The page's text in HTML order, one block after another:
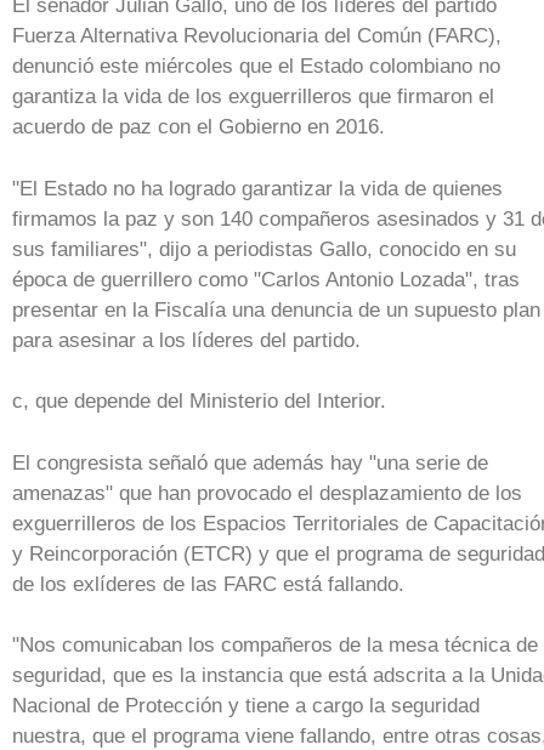
El senador Julián Gallo, uno de los líderes del partido
Fuerza Alternativa Revolucionaria del Común (FARC),
denunció este miércoles que el Estado colombiano no
garantiza la vida de los exguerrilleros que firmaron el
acuerdo de paz con el Gobierno en 2016.
"El Estado no ha logrado garantizar la vida de quienes
firmamos la paz y son 140 compañeros asesinados y 31
sus familiares", dijo a periodistas Gallo, conocido en su
época de guerrillero como "Carlos Antonio Lozada", tras
presentar en la Fiscalía una denuncia de un supuesto plan
para asesinar a los líderes del partido.
c, que depende del Ministerio del Interior.
El congresista señaló que además hay "una serie de
amenazas" que han provocado el desplazamiento de los
exguerrilleros de los Espacios Territoriales de
y Reincorporación (ETCR) y que el programa de seguridad
de los exlíderes de las FARC está fallando.
"Nos comunicaban los compañeros de la mesa técnica de
seguridad, que es la instancia que está adscrita a la
Nacional de Protección y tiene a cargo la seguridad
nuestra, que el programa viene fallando, entre otras